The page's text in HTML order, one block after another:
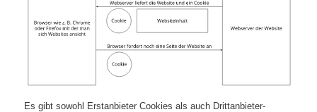
Es gibt sowohl Erstanbieter Cookies als auch Drittanbieter-